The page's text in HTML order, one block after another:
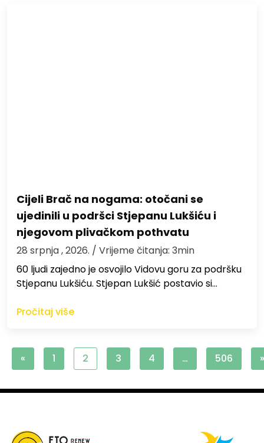
Cijeli Brač na nogama: otočani se
ujedinili u podršci Stjepanu Lukšiću i
njegovom plivačkom pothvatu
28 srpnja , 2026. / Vrijeme čitanja: 3min
60 ljudi zajedno je osvojilo Vidovu goru za podršku
Stjepanu Lukšiću. Stjepan Lukšić postavio si…
Pročitaj više
« 1 2 3 4 … 506 »